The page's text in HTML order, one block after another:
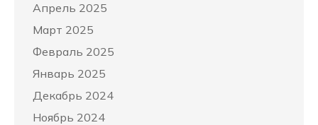
Апрель 2025
Март 2025
Февраль 2025
Январь 2025
Декабрь 2024
Ноябрь 2024